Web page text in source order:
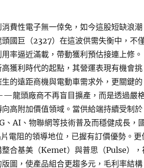
費性電子無一倖免，如今這股短缺浪潮
國巨（2327）在這波供需失衡中，不
率逼近滿載，帶動獲利預估接連上修。
獲利時代的起點，其營運表現有機會挑
的遠距商機與電動車需求外，更關鍵的
龍頭廠商不再盲目擴產，而是透過嚴
高附加價值領域。當供給端持續受制於
、AI、物聯網等技術普及而穩健成長，
電阻的領導地位，已握有訂價優勢。更
合基美（Kemet）與普思（Pulse），
圖，使產品組合更趨多元，毛利率結構